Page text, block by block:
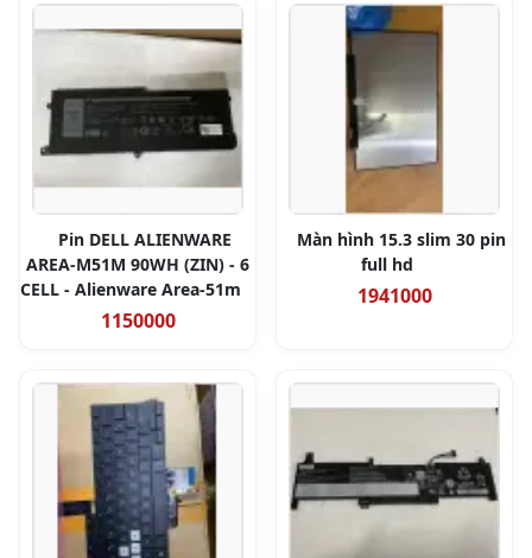
Pin DELL ALIENWARE
AREA-M51M 90WH (ZIN) - 6
CELL - Alienware Area-51m
1150000
Màn hình 15.3 slim 30 pin
full hd
1941000